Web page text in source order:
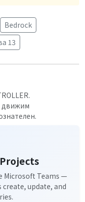
Bedrock
13
движим
Microsoft Teams —
create, update, and